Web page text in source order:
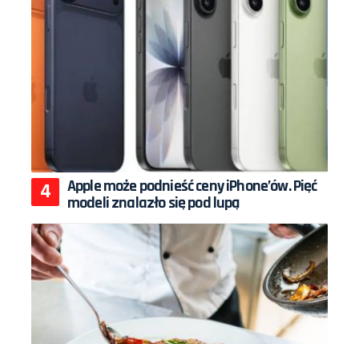
Apple może podnieść ceny iPhone’ów. Pięć
modeli znalazło się pod lupą